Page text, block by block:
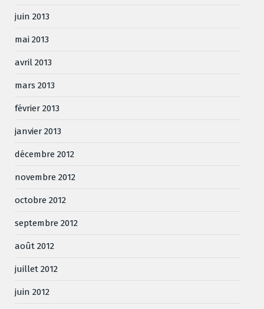
juin 2013
mai 2013
avril 2013
mars 2013
février 2013
janvier 2013
décembre 2012
novembre 2012
octobre 2012
septembre 2012
août 2012
juillet 2012
juin 2012